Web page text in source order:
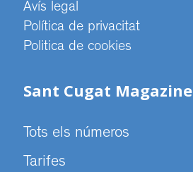
Avís legal
Política de privacitat
Politica de cookies
Sant Cugat Magazine
Tots els números
Tarifes